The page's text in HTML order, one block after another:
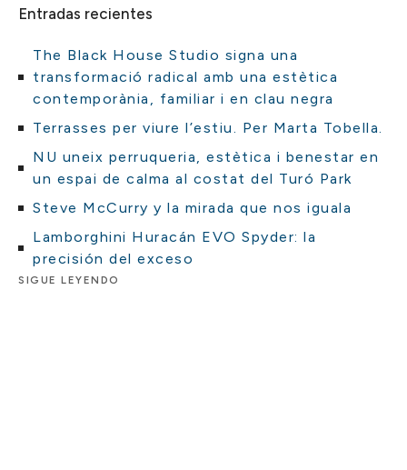
Entradas recientes
The Black House Studio signa una
transformació radical amb una estètica
contemporània, familiar i en clau negra
Terrasses per viure l’estiu. Per Marta Tobella.
NU uneix perruqueria, estètica i benestar en
un espai de calma al costat del Turó Park
Steve McCurry y la mirada que nos iguala
Lamborghini Huracán EVO Spyder: la
precisión del exceso
SIGUE LEYENDO